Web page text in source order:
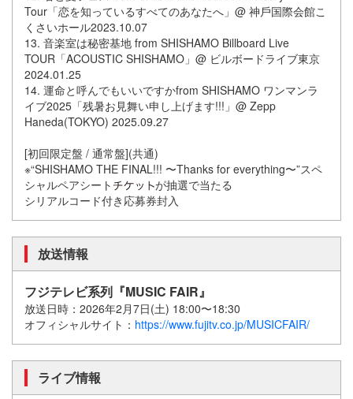
Tour「恋を知っているすべてのあなたへ」@ 神戶国際会館こ
くさいホール2023.10.07
13. 音楽室は秘密基地 from SHISHAMO Billboard Live
TOUR「ACOUSTIC SHISHAMO」@ ビルボードライブ東京
2024.01.25
14. 運命と呼んでもいいですかfrom SHISHAMO ワンマンラ
イブ2025「残暑お見舞い申し上げます!!!」@ Zepp
Haneda(TOKYO) 2025.09.27
[初回限定盤 / 通常盤](共通)
※“SHISHAMO THE FINAL!!! 〜Thanks for everything〜”スペ
シャルペアシート
が抽選で当たる
シリアルコード付き応募券封入
放送情報
フジテレビ系列『MUSIC FAIR』
放送日時：2026年2月7日(土) 18:00〜18:30
オフィシャルサイト： https://www.fujitv.co.jp/MUSICFAIR/
ライブ情報